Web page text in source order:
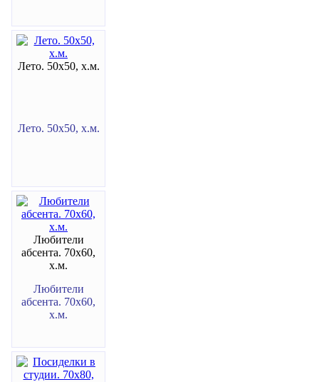
Лето. 50х50, х.м.
Лето. 50х50, х.м.
Любители
абсента. 70х60,
х.м.
Любители
абсента. 70х60,
х.м.